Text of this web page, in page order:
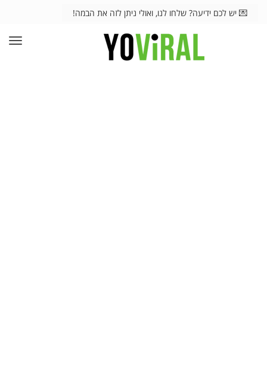
💌 יש לכם ידיעה? שלחו לנו, ואולי ניתן לזה את הבמה!